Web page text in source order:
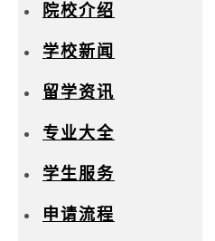
院校介绍
学校新闻
留学资讯
专业大全
学生服务
申请流程